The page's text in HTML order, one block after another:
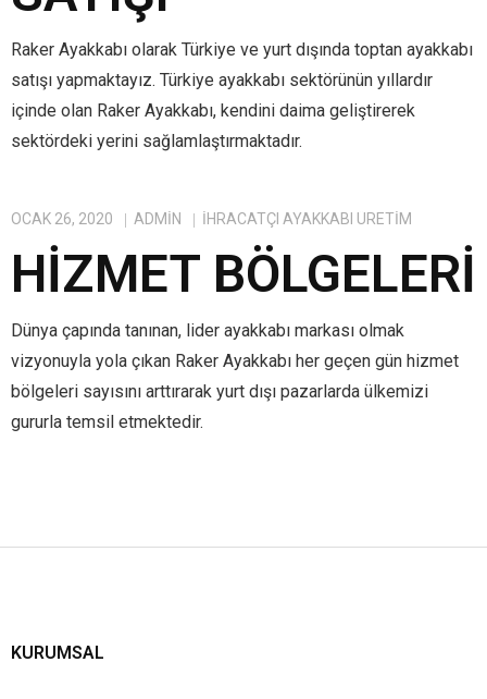
Raker Ayakkabı olarak Türkiye ve yurt dışında toptan ayakkabı
satışı yapmaktayız. Türkiye ayakkabı sektörünün yıllardır
içinde olan Raker Ayakkabı, kendini daima geliştirerek
sektördeki yerini sağlamlaştırmaktadır.
OCAK 26, 2020 ADMIN IHRACATÇI AYAKKABI ÜRETIM
HIZMET BÖLGELERI
Dünya çapında tanınan, lider ayakkabı markası olmak
vizyonuyla yola çıkan Raker Ayakkabı her geçen gün hizmet
bölgeleri sayısını arttırarak yurt dışı pazarlarda ülkemizi
gururla temsil etmektedir.
KURUMSAL